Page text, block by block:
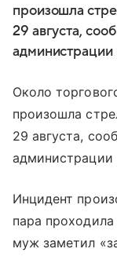
произошла
29 августа,
администрации
Около
произошла
29 августа,
администрации
Инцидент
пара
муж заметил